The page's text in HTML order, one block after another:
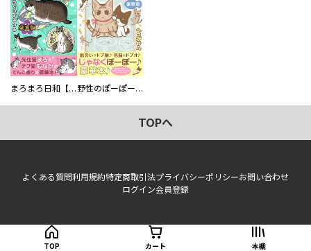
まろまろ日和【豪華版】 野性のぽーぽー【豪華版】
TOPへ
よくある質問利用規約特定商取引法プライバシーポリシーお問い合わせ
ログイン会員登録
TOP カート 本棚